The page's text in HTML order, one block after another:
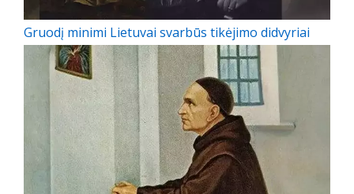
Gruodį minimi Lietuvai svarbūs tikėjimo didvyriai